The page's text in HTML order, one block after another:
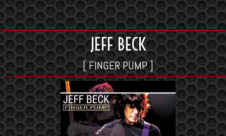
JEFF BECK
[ FINGER PUMP ]